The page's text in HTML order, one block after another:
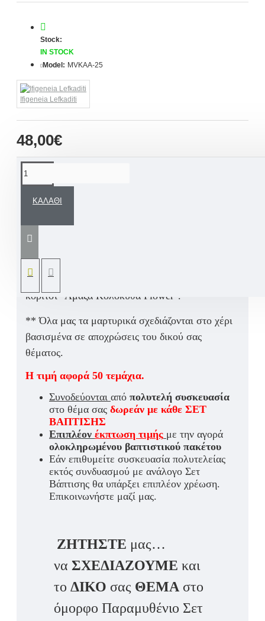
48,00€
Stock:
IN STOCK
Model: MVKAA-25
Ifigeneia Lefkaditi
ΚΑΛΆΘΙ
μεταλλικές παραμάνες με διάφανο σταυρό,
αποκλειστικού μας βαπτιστικού σετ
κορίτσι "Άμαξα Κολοκύθα Flower".
** Όλα μας τα μαρτυρικά σχεδιάζονται στο χέρι
βασισμένα σε αποχρώσεις του δικού σας
θέματος.
Η τιμή αφορά 50 τεμάχια.
Συνοδεύονται από πολυτελή συσκευασία
στο θέμα σας δωρεάν με κάθε ΣΕΤ
ΒΑΠΤΙΣΗΣ
Επιπλέον έκπτωση τιμής με την αγορά
ολοκληρωμένου βαπτιστικού πακέτου
Εάν επιθυμείτε συσκευασία πολυτελείας
εκτός συνδυασμού με ανάλογο Σετ
Βάπτισης θα υπάρξει επιπλέον χρέωση.
Επικοινωνήστε μαζί μας.
ΖΗΤΗΣΤΕ μας…
να ΣΧΕΔΙΑΖΟΥΜΕ και
το ΔΙΚΟ σας ΘΕΜΑστο
όμορφο Παραμυθένιο Σετ